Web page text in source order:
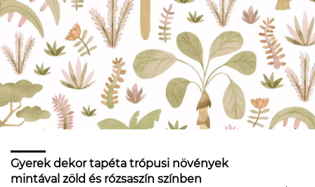
Gyerek dekor tapéta trópusi növények
mintával zöld és rózsaszín színben